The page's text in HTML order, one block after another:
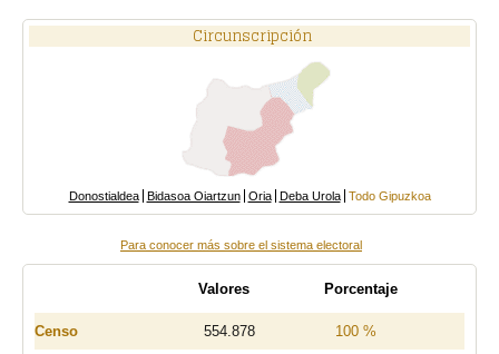
Circunscripción
Donostialdea Bidasoa Oiartzun Oria Deba Urola Todo Gipuzkoa
Para conocer más sobre el sistema electoral
Valores Porcentaje
Censo 554.878 100 %